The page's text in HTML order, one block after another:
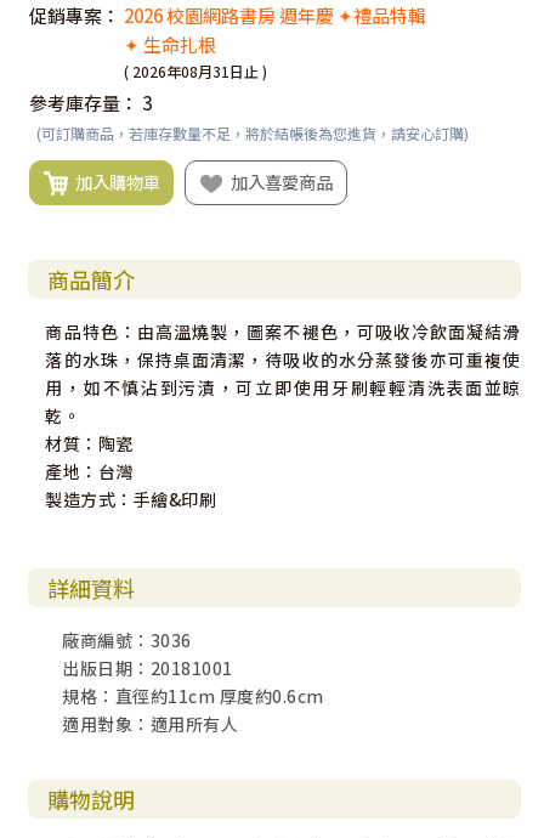
促銷專案： 2026 校園網路書房 週年慶 ✦禮品特輯
✦ 生命扎根
( 2026年08月31日止 )
參考庫存量： 3
(可訂購商品，若庫存數量不足，將於結帳後為您進貨，請安心訂購)
加入購物車 加入喜愛商品
商品簡介
商品特色：由高溫燒製，圖案不褪色，可吸收冷飲面凝結滑
落的水珠，保持桌面清潔，待吸收的水分蒸發後亦可重複使
用，如不慎沾到污漬，可立即使用牙刷輕輕清洗表面並晾
乾。
材質：陶瓷
產地：台灣
製造方式：手繪&印刷
詳細資料
廠商編號：3036
出版日期：20181001
規格：直徑約11cm 厚度約0.6cm
適用對象：適用所有人
購物說明